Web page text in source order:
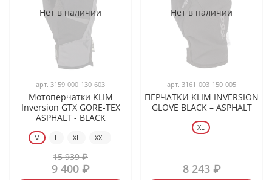
Нет в наличии
арт. 3159-000-130-603
Мотоперчатки KLIM
Inversion GTX GORE-TEX
ASPHALT - BLACK
M L XL XXL
15 939 ₽
9 400 ₽
Нет в наличии
арт. 3161-003-150-005
ПЕРЧАТКИ KLIM INVERSION
GLOVE BLACK – ASPHALT
XL
8 243 ₽